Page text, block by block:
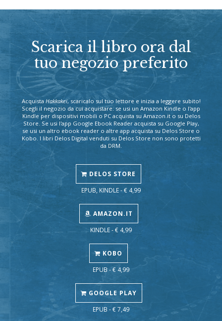
Scarica il libro ora dal
tuo negozio preferito
Acquista Hakkakei, scaricalo sul tuo lettore e inizia a leggere subito!
Scegli il negozio da cui acquistare: se usi un Amazon Kindle o l'app
Kindle per dispositivi mobili o PC acquista su Amazon.it o su Delos
Store. Se usi l'app Google Ebook Reader acquista su Google Play,
se usi un altro ebook reader o altre app acquista su Delos Store o
Kobo. I libri Delos Digital venduti su Delos Store non sono protetti
da DRM.
DELOS STORE
EPUB, KINDLE - € 4,99
AMAZON.IT
KINDLE - € 4,99
KOBO
EPUB - € 4,99
GOOGLE PLAY
EPUB - € 7,49